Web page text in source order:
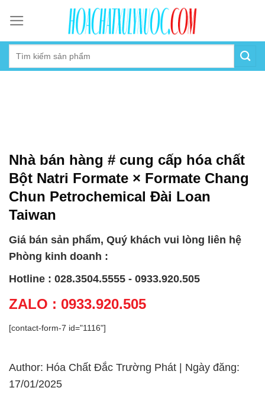
content
Nhà bán hàng # cung cấp hóa chất
Bột Natri Formate × Formate Chang
Chun Petrochemical Đài Loan
Taiwan
Giá bán sản phẩm, Quý khách vui lòng liên hệ
Phòng kinh doanh :
Hotline : 028.3504.5555 - 0933.920.505
ZALO : 0933.920.505
[contact-form-7 id="1116"]
Author: Hóa Chất Đắc Trường Phát | Ngày đăng:
17/01/2025